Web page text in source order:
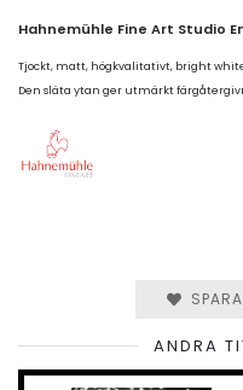
Hahnemühle Fine Art Studio
Tjockt, matt, högkvalitativt, bright
Den släta ytan ger utmärkt
ANDRA